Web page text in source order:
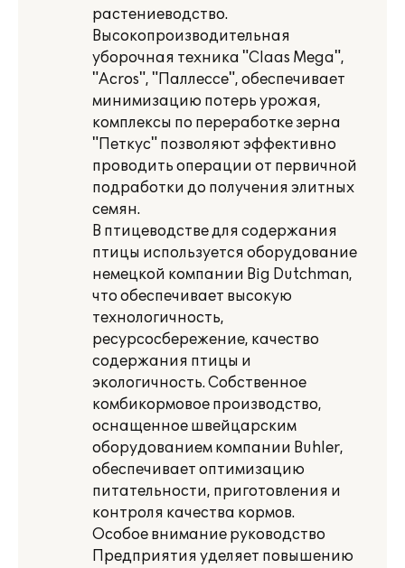
растениеводство.
Высокопроизводительная
уборочная техника "Claas Mega",
"Acros", "Паллессе", обеспечивает
минимизацию потерь урожая,
комплексы по переработке зерна
"Петкус" позволяют эффективно
проводить операции от первичной
подработки до получения элитных
семян.
В птицеводстве для содержания
птицы используется оборудование
немецкой компании Big Dutchman,
что обеспечивает высокую
технологичность,
ресурсосбережение, качество
содержания птицы и
экологичность. Собственное
комбикормовое производство,
оснащенное швейцарским
оборудованием компании Buhler,
обеспечивает оптимизацию
питательности, приготовления и
контроля качества кормов.
Особое внимание руководство
Предприятия уделяет повышению